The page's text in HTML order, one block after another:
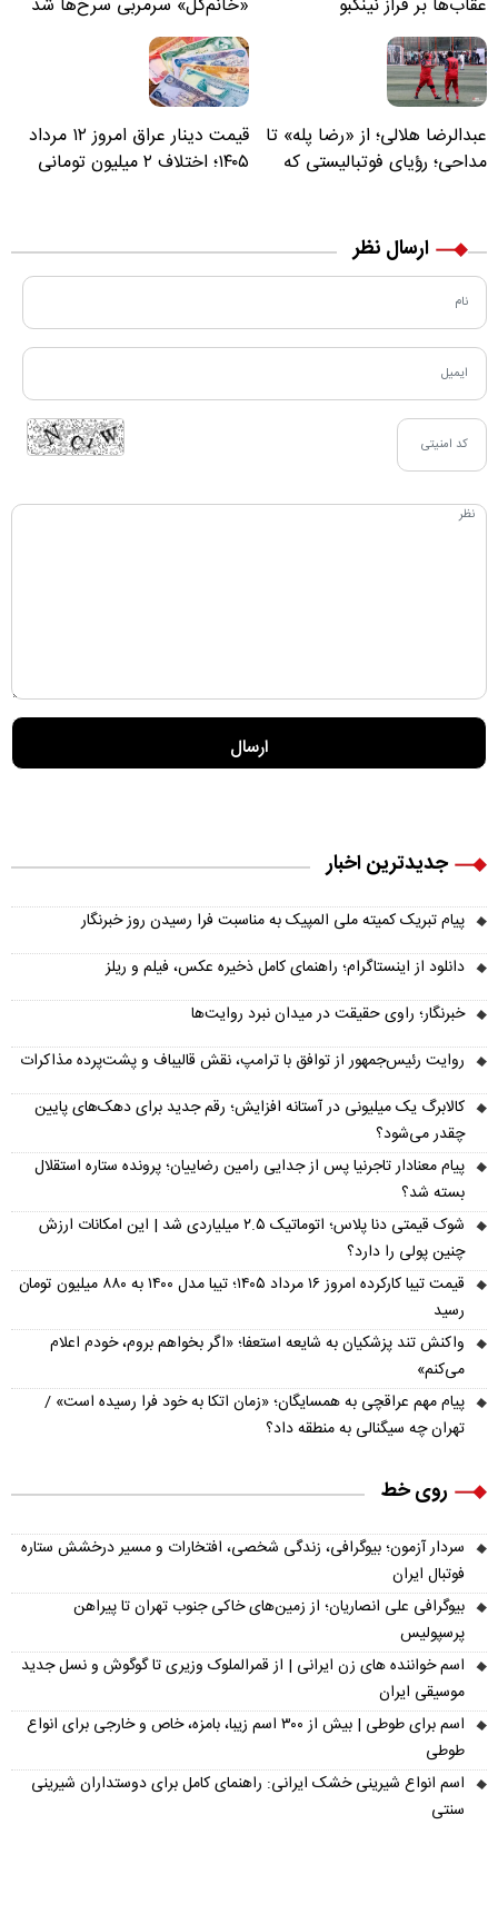
عبدالرضا هلالی؛ از «رضا پله» تا
مداحی؛ رؤیای فوتبالیستی که
قیمت دینار عراق امروز ۱۲ مرداد
۱۴۰۵؛ اختلاف ۲ میلیون تومانی
ارسال نظر
جدیدترین اخبار
پیام تبریک کمیته ملی المپیک به مناسبت فرا رسیدن روز خبرنگار
دانلود از اینستاگرام؛ راهنمای کامل ذخیره عکس، فیلم و ریلز
خبرنگار؛ راوی حقیقت در میدان نبرد روایت‌ها
روایت رئیس‌جمهور از توافق با ترامپ، نقش قالیباف و پشت‌پرده مذاکرات
کالابرگ یک میلیونی در آستانه افزایش؛ رقم جدید برای دهک‌های پایین
چقدر می‌شود؟
پیام معنادار تاجرنیا پس از جدایی رامین رضاییان؛ پرونده ستاره استقلال
بسته شد؟
شوک قیمتی دنا پلاس؛ اتوماتیک ۲.۵ میلیاردی شد | این امکانات ارزش
چنین پولی را دارد؟
قیمت تیبا کارکرده امروز ۱۶ مرداد ۱۴۰۵؛ تیبا مدل ۱۴۰۰ به ۸۸۰ میلیون تومان
رسید
واکنش تند پزشکیان به شایعه استعفا؛ «اگر بخواهم بروم، خودم اعلام
می‌کنم»
پیام مهم عراقچی به همسایگان؛ «زمان اتکا به خود فرا رسیده است» /
تهران چه سیگنالی به منطقه داد؟
روی خط
سردار آزمون؛ بیوگرافی، زندگی شخصی، افتخارات و مسیر درخشش ستاره
فوتبال ایران
بیوگرافی علی انصاریان؛ از زمین‌های خاکی جنوب تهران تا پیراهن
پرسپولیس
اسم خواننده های زن ایرانی | از قمرالملوک وزیری تا گوگوش و نسل جدید
موسیقی ایران
اسم برای طوطی | بیش از ۳۰۰ اسم زیبا، بامزه، خاص و خارجی برای انواع
طوطی
اسم انواع شیرینی خشک ایرانی: راهنمای کامل برای دوستداران شیرینی
سنتی